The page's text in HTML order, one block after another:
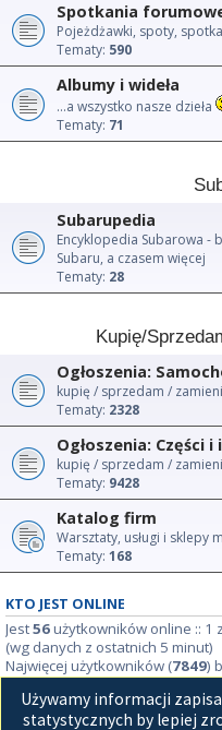
Spotkania
Pojeżdżawki, spoty,
Tematy: 590
Albumy i wideła
...a wszystko nasze dzieła
Tematy: 71
Subarupedia
Encyklopedia Subarowa -
Subaru, a czasem więcej
Tematy: 28
Kupię/
Ogłoszenia:
kupię / sprzedam /
Tematy: 2328
Ogłoszenia: Części i
kupię / sprzedam /
Tematy: 9428
Katalog firm
Warsztaty, usługi i sklepy
Tematy: 168
KTO JEST ONLINE
Jest56użytkowników online :: 1
(wg danych z ostatnich 5 minut)
Najwięcej użytkowników (7849)
STATYSTYKI
Używamy informacji
statystycznych by lepiej